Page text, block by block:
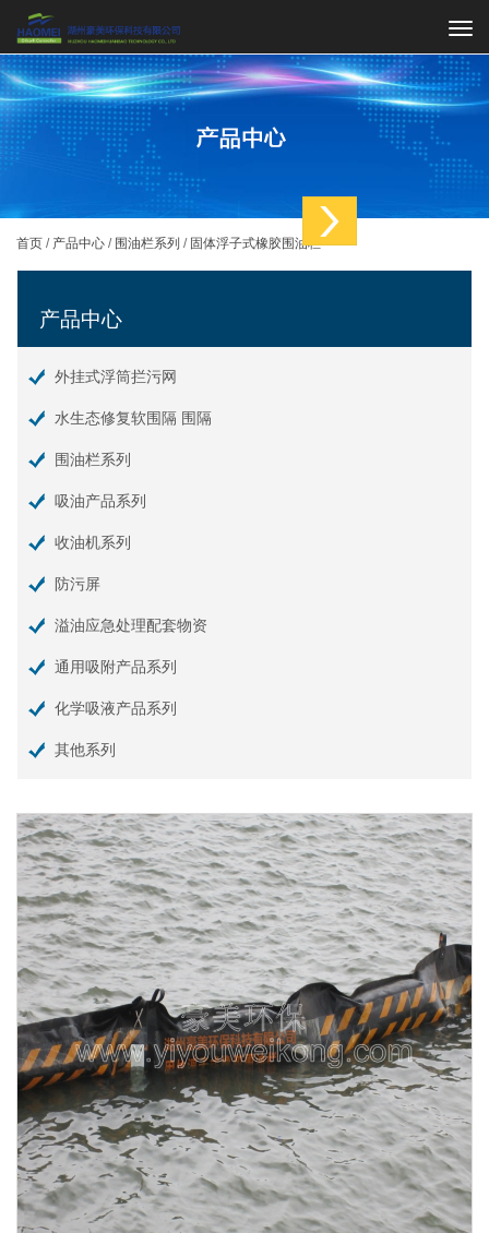
换
导
航
首页 / 产品中心 / 围油栏系列 / 固体浮子式橡胶围油栏
产品中心
外挂式浮筒拦污网
水生态修复软围隔 围隔
围油栏系列
吸油产品系列
收油机系列
防污屏
溢油应急处理配套物资
通用吸附产品系列
化学吸液产品系列
其他系列